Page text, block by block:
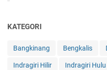
KATEGORI
Bangkinang Bengkalis
Indragiri Hilir Indragiri Hulu